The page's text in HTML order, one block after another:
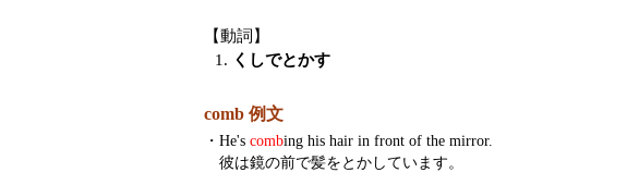
【動詞】
1. くしでとかす
comb 例文
・ He's combing his hair in front of the mirror.
彼は鏡の前で髪をとかしています。